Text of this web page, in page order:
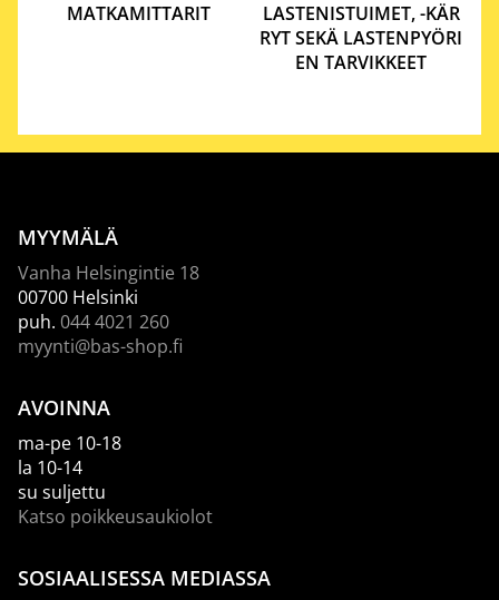
MATKAMITTARIT
LASTENISTUIMET, -KÄR
RYT SEKÄ LASTENPYÖRI
EN TARVIKKEET
MYYMÄLÄ
Vanha Helsingintie 18
00700 Helsinki
puh. 044 4021 260
myynti@bas-shop.fi
AVOINNA
ma-pe 10-18
la 10-14
su suljettu
Katso poikkeusaukiolot
SOSIAALISESSA MEDIASSA